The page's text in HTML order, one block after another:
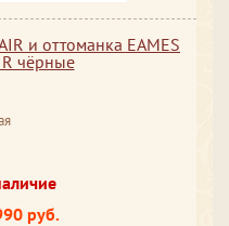
и оттоманка EAMES
чёрные
руб.